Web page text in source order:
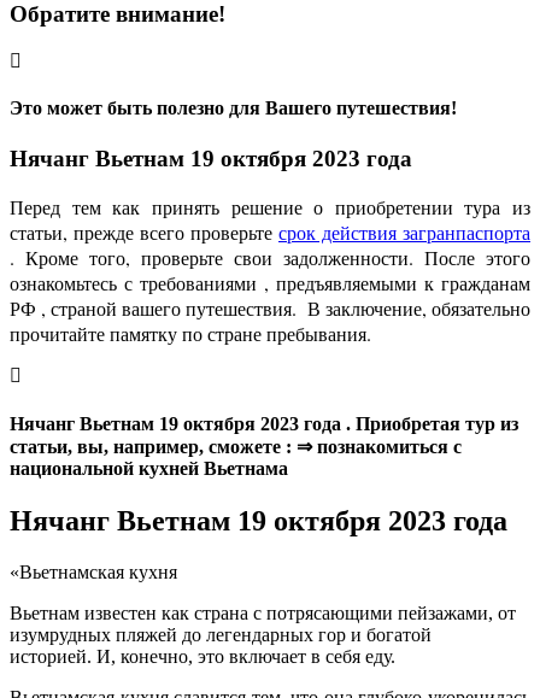
Обратите внимание!
Это может быть полезно для Вашего путешествия!
Нячанг Вьетнам 19 октября 2023 года
Перед тем как принять решение о приобретении тура из
статьи, прежде всего проверьте срок действия загранпаспорта
. Кроме того, проверьте свои задолженности. После этого
ознакомьтесь с требованиями , предъявляемыми к гражданам
РФ , страной вашего путешествия. В заключение, обязательно
прочитайте памятку по стране пребывания.
Нячанг Вьетнам 19 октября 2023 года . Приобретая тур из
статьи, вы, например, сможете : ⇒ познакомиться с
национальной кухней Вьетнама
Нячанг Вьетнам 19 октября 2023 года
«Вьетнамская кухня
Вьетнам известен как страна с потрясающими пейзажами, от
изумрудных пляжей до легендарных гор и богатой
историей. И, конечно, это включает в себя еду.